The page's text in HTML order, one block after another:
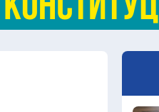
Социум
Спорт
Этический кодекс